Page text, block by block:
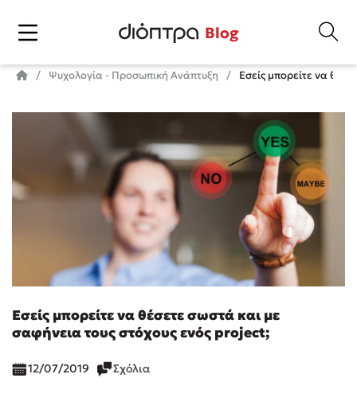
Blog
Ψυχολογία - Προσωπική Ανάπτυξη Εσείς μπορείτε να
Εσείς μπορείτε να θέσετε σωστά και με
σαφήνεια τους στόχους ενός project;
12/07/2019 Σχόλια